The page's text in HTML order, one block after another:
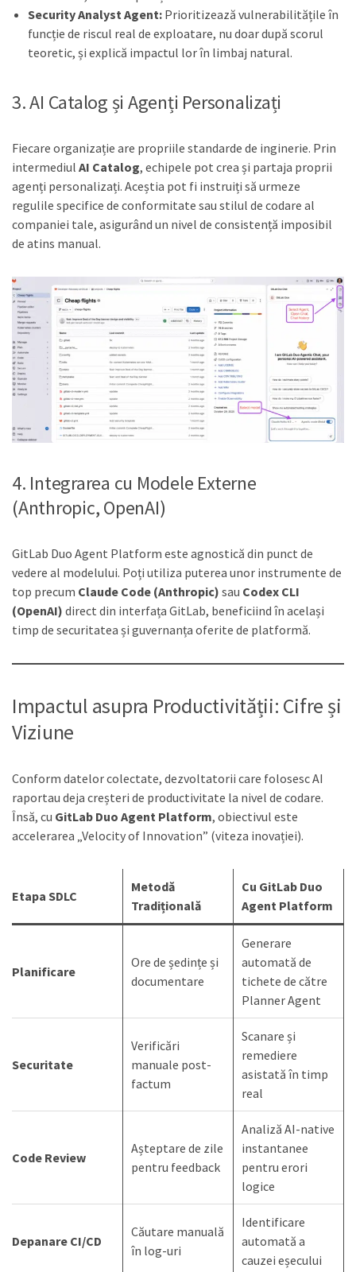
Security Analyst Agent: Prioritizează vulnerabilitățile în
funcție de riscul real de exploatare, nu doar după scorul
teoretic, și explică impactul lor în limbaj natural.
3. AI Catalog și Agenți Personalizați
Fiecare organizație are propriile standarde de inginerie. Prin
intermediul AI Catalog, echipele pot crea și partaja proprii
agenți personalizați. Aceștia pot fi instruiți să urmeze
regulile specifice de conformitate sau stilul de codare al
companiei tale, asigurând un nivel de consistență imposibil
de atins manual.
4. Integrarea cu Modele Externe
(Anthropic, OpenAI)
GitLab Duo Agent Platform este agnostică din punct de
vedere al modelului. Poți utiliza puterea unor instrumente de
top precum Claude Code (Anthropic) sau Codex CLI
(OpenAI) direct din interfața GitLab, beneficiind în același
timp de securitatea și guvernanța oferite de platformă.
Impactul asupra Productivității: Cifre și
Viziune
Conform datelor colectate, dezvoltatorii care folosesc AI
raportau deja creșteri de productivitate la nivel de codare.
Însă, cu GitLab Duo Agent Platform, obiectivul este
accelerarea „Velocity of Innovation” (viteza inovației).
Etapa SDLC
Metodă
Tradițională
Cu GitLab Duo
Agent Platform
Planificare
Ore de ședințe și
documentare
Generare
automată de
tichete de către
Planner Agent
Securitate
Verificări
manuale post-
factum
Scanare și
remediere
asistată în timp
real
Code Review
Așteptare de zile
pentru feedback
Analiză AI-native
instantanee
pentru erori
logice
Depanare CI/CD
Căutare manuală
în log-uri
Identificare
automată a
cauzei eșecului